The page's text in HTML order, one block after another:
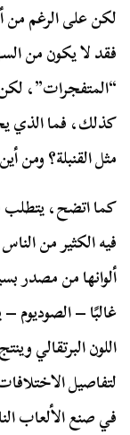
لكن على الرغم من
فقد لا يكون من
“المتفجرات”،
كذلك، فما الذي
مثل القنبلة؟ ومن
كما اتضح، يتطلب
فيه الكثير من
ألوانها من مصدر
غالبًا – الصوديوم –
اللون البرتقالي
لتفاصيل
في صنع الألعاب